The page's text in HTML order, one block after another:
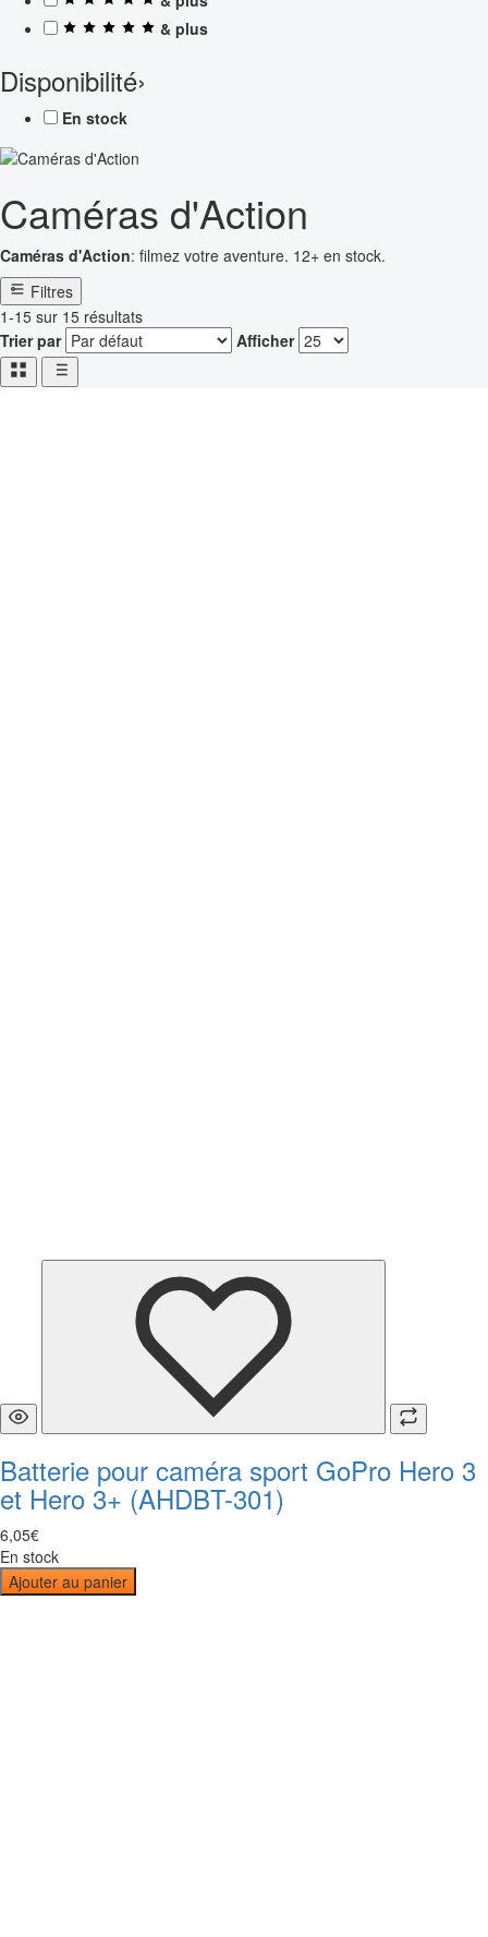
& plus
Disponibilité›
En stock
Caméras d'Action
Caméras d'Action: filmez votre aventure. 12+ en stock.
Filtres
1-15 sur 15 résultats
Trier par
Afficher
Batterie pour caméra sport GoPro Hero 3
et Hero 3+ (AHDBT-301)
6,05€
En stock
Ajouter au panier